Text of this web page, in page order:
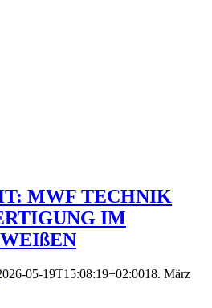
MWF TECHNIK
IM
05-19T15:08:19+02:0018. März